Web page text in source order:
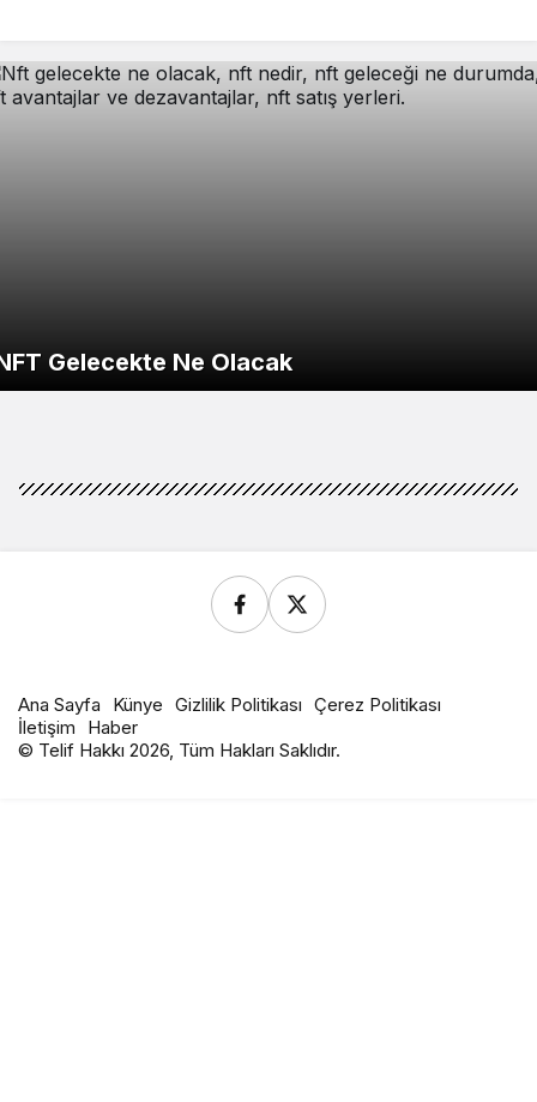
Gelecekte Ne Olacak
Ana Sayfa Künye Gizlilik Politikası Çerez Politikası
İletişim
Haber
© Telif Hakkı 2026, Tüm Hakları Saklıdır.